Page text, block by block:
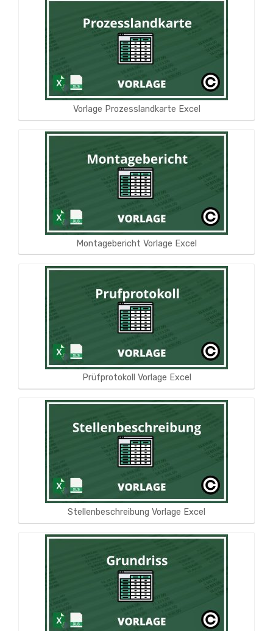
Vorlage Prozesslandkarte Excel
Montagebericht Vorlage Excel
Prüfprotokoll Vorlage Excel
Stellenbeschreibung Vorlage Excel